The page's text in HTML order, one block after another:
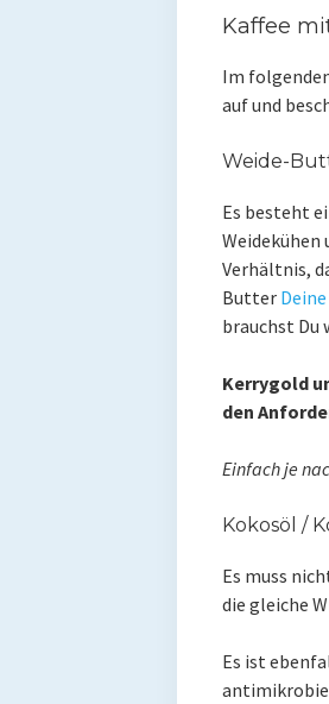
Kaffee
Im
auf und
Weide-
Es besteht
Weidekühen
Verhältnis,
Butter
brauchst Du
Kerrygold
den
Einfach je
Kokosöl /
Es muss
die gleiche
Es ist